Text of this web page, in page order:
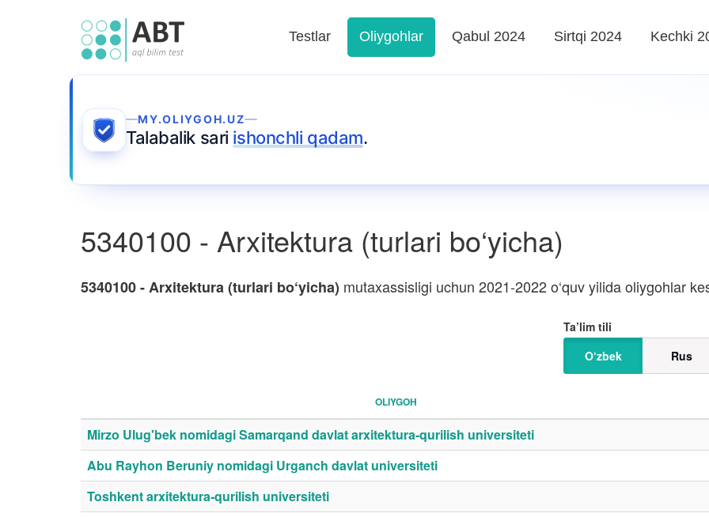
Testlar Oliygohlar Qabul 2024 Sirtqi 2024 Kechki
MY.OLIYGOH.UZ
Talabalik sari ishonchli qadam.
5340100 - Arxitektura (turlari bo‘yicha)
5340100 - Arxitektura (turlari bo‘yicha) mutaxassisligi uchun 2021-2022 o‘quv yilida oliygohlar
Ta’lim tili
O‘zbek
Rus
OLIYGOH
Mirzo Ulug'bek nomidagi Samarqand davlat arxitektura-qurilish universiteti
Abu Rayhon Beruniy nomidagi Urganch davlat universiteti
Toshkent arxitektura-qurilish universiteti